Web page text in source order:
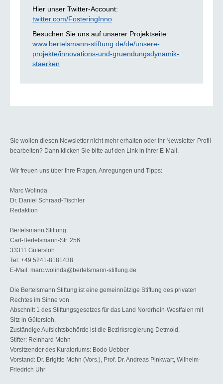
Hier unser Twitter-Account:
twitter.com/FosteringInno
Besuchen Sie uns auf unserer Projektseite:
www.bertelsmann-stiftung.de/de/unsere-
projekte/innovations-und-gruendungsdynamik-
staerken
Sie wollen diesen Newsletter nicht mehr erhalten oder Ihr Newsletter-Profil
bearbeiten? Dann klicken Sie bitte auf den Link in Ihrer E-Mail.
Wir freuen uns über Ihre Fragen, Anregungen und Tipps:
Marc Wolinda
Dr. Daniel Schraad-Tischler
Redaktion
Bertelsmann Stiftung
Carl-Bertelsmann-Str. 256
33311 Gütersloh
Tel: +49 5241-8181438
E-Mail: marc.wolinda@bertelsmann-stiftung.de
Die Bertelsmann Stiftung ist eine gemeinnützige Stiftung des privaten
Rechtes im Sinne von
Abschnitt 1 des Stiftungsgesetzes für das Land Nordrhein-Westfalen mit
Sitz in Gütersloh.
Zuständige Aufsichtsbehörde ist die Bezirksregierung Detmold.
Stifter: Reinhard Mohn
Vorsitzender des Kuratoriums: Bodo Uebber
Vorstand: Dr. Brigitte Mohn (Vors.), Prof. Dr. Andreas Pinkwart, Wilhelm-
Friedrich Uhr